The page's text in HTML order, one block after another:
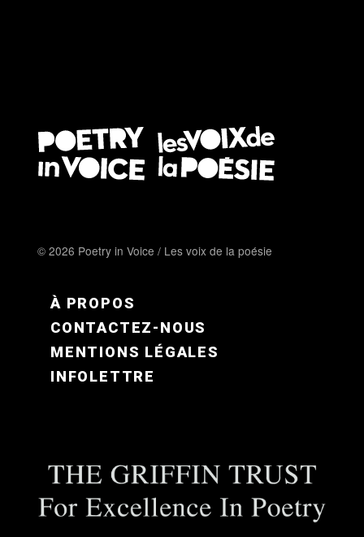
© 2026 Poetry in Voice / Les voix de la poésie
FOOTER MENU FR
À PROPOS
CONTACTEZ-NOUS
MENTIONS LÉGALES
INFOLETTRE